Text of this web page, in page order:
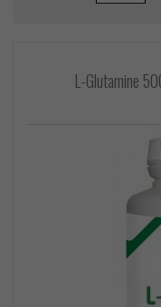
L-Glutamine